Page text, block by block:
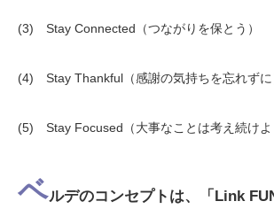
(3) Stay Connected（つながりを保とう）
(4) Stay Thankful（感謝の気持ちを忘れずに
(5) Stay Focused（大事なことは考え続けよ
ベルデのコンセプトは、「Link